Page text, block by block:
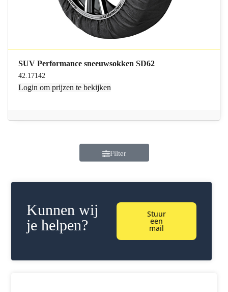
SUV Performance sneeuwsokken SD62
42.17142
Login om prijzen te bekijken
Filter
Kunnen wij
je helpen?
Stuur
een
mail